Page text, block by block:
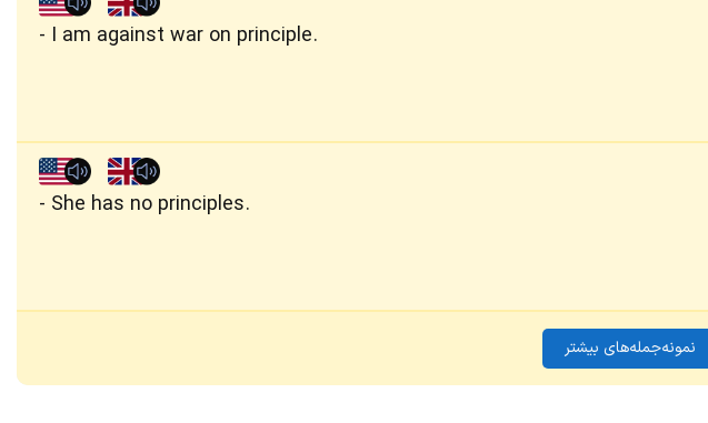
I am against war on principle.
She has no principles.
نمونه‌جمله‌های بیشتر